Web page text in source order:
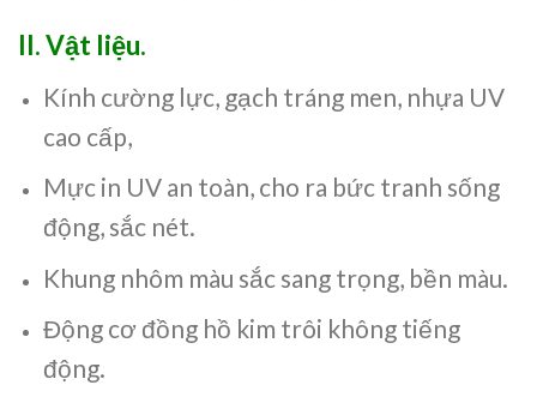
II. Vật liệu.
Kính cường lực, gạch tráng men, nhựa UV
cao cấp,
Mực in UV an toàn, cho ra bức tranh sống
động, sắc nét.
Khung nhôm màu sắc sang trọng, bền màu.
Động cơ đồng hồ kim trôi không tiếng
động.